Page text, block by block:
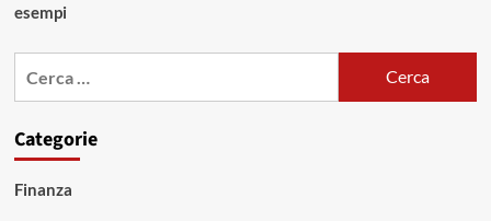
esempi
Categorie
Finanza